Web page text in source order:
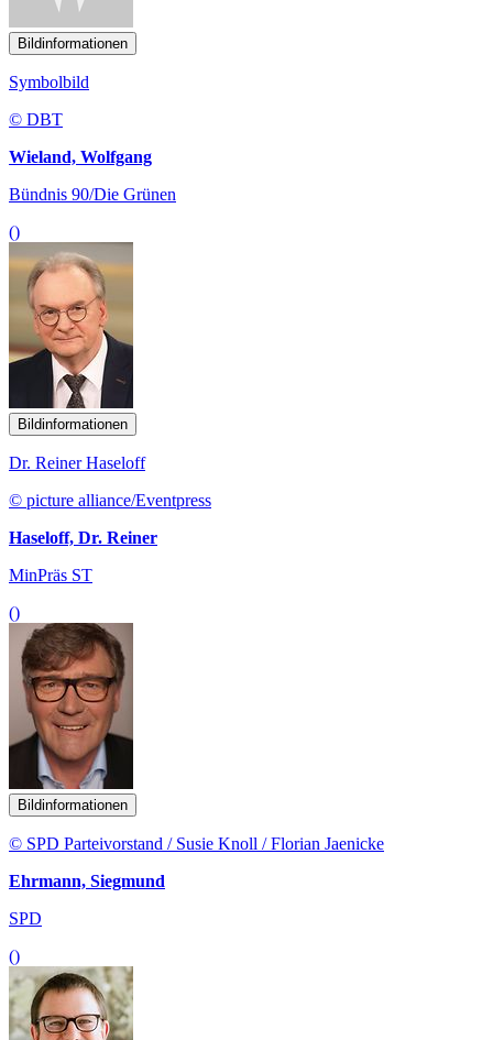
Bildinformationen
Symbolbild
© DBT
Wieland, Wolfgang
Bündnis 90/Die Grünen
()
Bildinformationen
Dr. Reiner Haseloff
© picture alliance/Eventpress
Haseloff, Dr. Reiner
MinPräs ST
()
Bildinformationen
© SPD Parteivorstand / Susie Knoll / Florian Jaenicke
Ehrmann, Siegmund
SPD
()